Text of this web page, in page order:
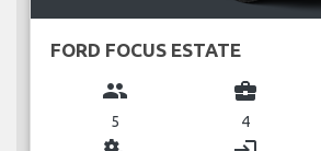
FORD FOCUS ESTATE
group
5
business_center
4